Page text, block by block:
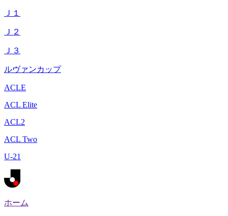
Ｊ１
Ｊ２
Ｊ３
ルヴァンカップ
ACLE
ACL Elite
ACL2
ACL Two
U-21
ホーム